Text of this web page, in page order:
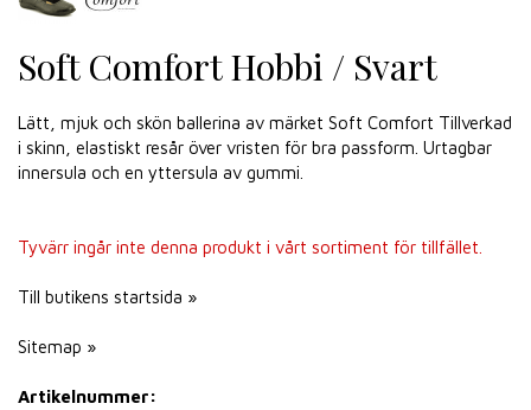
Soft Comfort Hobbi / Svart
Lätt, mjuk och skön ballerina av märket Soft Comfort Tillverkad
i skinn, elastiskt resår över vristen för bra passform. Urtagbar
innersula och en yttersula av gummi.
Tyvärr ingår inte denna produkt i vårt sortiment för tillfället.
Till butikens startsida »
Sitemap »
Artikelnummer: